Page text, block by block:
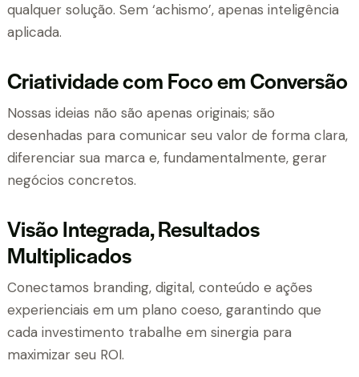
qualquer solução. Sem ‘achismo’, apenas inteligência
aplicada.
Criatividade com Foco em Conversão
Nossas ideias não são apenas originais; são
desenhadas para comunicar seu valor de forma clara,
diferenciar sua marca e, fundamentalmente, gerar
negócios concretos.
Visão Integrada, Resultados
Multiplicados
Conectamos branding, digital, conteúdo e ações
experienciais em um plano coeso, garantindo que
cada investimento trabalhe em sinergia para
maximizar seu ROI.